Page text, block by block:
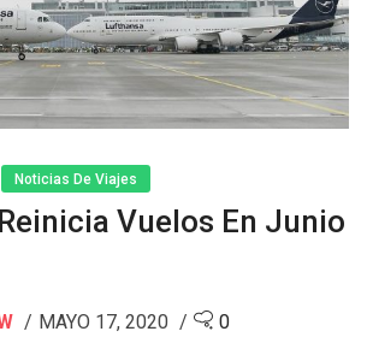
Noticias De Viajes
Vuelos En Junio
MAYO 17, 2020 0